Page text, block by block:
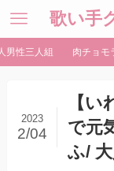
歌い手
男性三人組 肉チョモ
【
で元
ふ/
2023
2/04